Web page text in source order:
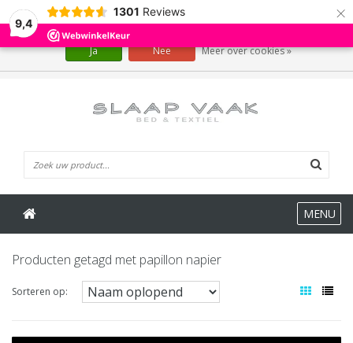
9,4
1301 Reviews ×
MENU
Producten getagd met papillon napier
Sorteren op:
Wij slaan cookies op om onze website te verbeteren. Is dat akkoord?
Ja Nee Meer over cookies »